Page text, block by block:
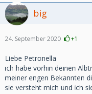
big
24. September 2020 +1
Liebe Petronella
ich habe vorhin deinen
meiner engen Bekannten
sie versteht mich und ich